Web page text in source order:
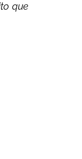
que